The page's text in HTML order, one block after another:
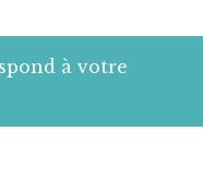
à votre